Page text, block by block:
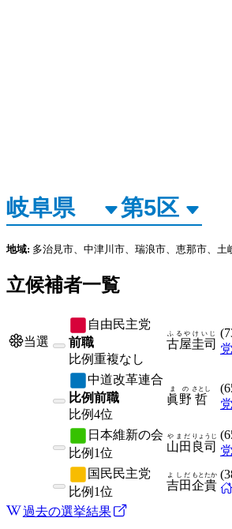
地域: 多治見市、中津川市、瑞浪市、恵那市、土
立候補者一覧
当選
自由民主党
前職
比例重複なし
古屋
ふるや
圭司
けいじ (
中道改革連合
比例前職
比例4位
眞野
まの
哲
さとし (
日本維新の会
比例 1位 山⽥
やまだ
良司
りょうじ (
国民民主党
比例 1位 吉田
よしだ
企貴
もとたか (
過去の選挙結果